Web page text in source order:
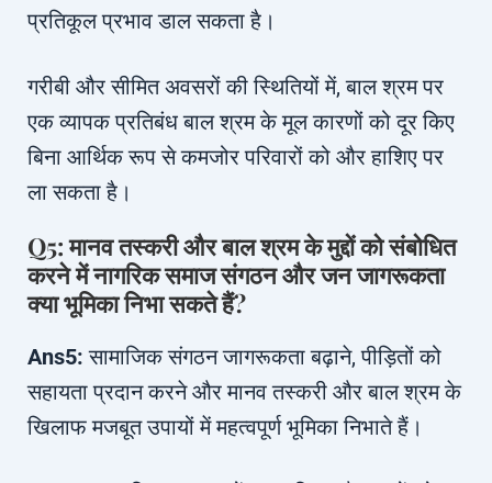
प्रतिकूल प्रभाव डाल सकता है।
गरीबी और सीमित अवसरों की स्थितियों में, बाल श्रम पर
एक व्यापक प्रतिबंध बाल श्रम के मूल कारणों को दूर किए
बिना आर्थिक रूप से कमजोर परिवारों को और हाशिए पर
ला सकता है।
Q5: मानव तस्करी और बाल श्रम के मुद्दों को संबोधित
करने में नागरिक समाज संगठन और जन जागरूकता
क्या भूमिका निभा सकते हैं?
Ans5: सामाजिक संगठन जागरूकता बढ़ाने, पीड़ितों को
सहायता प्रदान करने और मानव तस्करी और बाल श्रम के
खिलाफ मजबूत उपायों में महत्वपूर्ण भूमिका निभाते हैं।